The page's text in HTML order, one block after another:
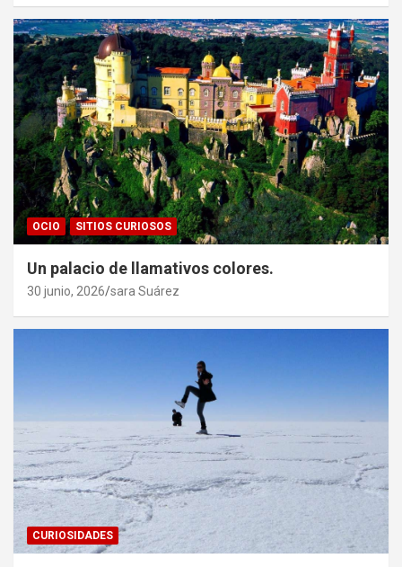
OCIO SITIOS CURIOSOS
Un palacio de llamativos colores.
30 junio, 2026 sara Suárez
CURIOSIDADES